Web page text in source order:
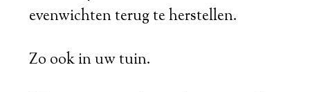
evenwichten terug te herstellen.
Zo ook in uw tuin.